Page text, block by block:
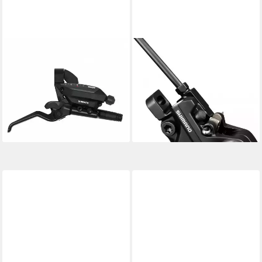
Schalt/Bremshebel Logo ST-
EF515 rechts, hydraulische B
lieferbar - in 6-8 Werktagen bei dir
SHIMANO
Scheibenbremse SHIMANO
Bremssattel BR-MT500 2-
Kolben Postmount -
hydraulischer Scheib
35,73 €
lieferbar - in 6-8 Werktagen bei dir